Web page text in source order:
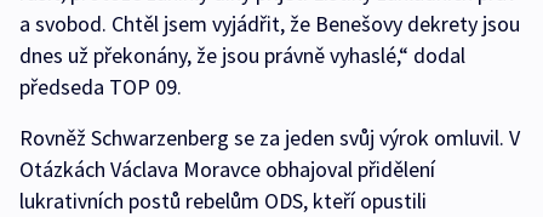
a svobod. Chtěl jsem vyjádřit, že Benešovy dekrety jsou
dnes už překonány, že jsou právně vyhaslé,“ dodal
předseda TOP 09.
Rovněž Schwarzenberg se za jeden svůj výrok omluvil. V
Otázkách Václava Moravce obhajoval přidělení
lukrativních postů rebelům ODS, kteří opustili